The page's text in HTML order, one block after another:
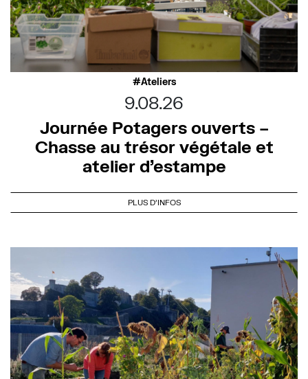
Ateliers
9.08.26
Journée Potagers ouverts –
Chasse au trésor végétale et
atelier d’estampe
PLUS D'INFOS